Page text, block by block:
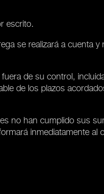
escrito.
se realizará a cuenta y
de su control,
de los plazos
no han cumplido sus
inmediatamente al